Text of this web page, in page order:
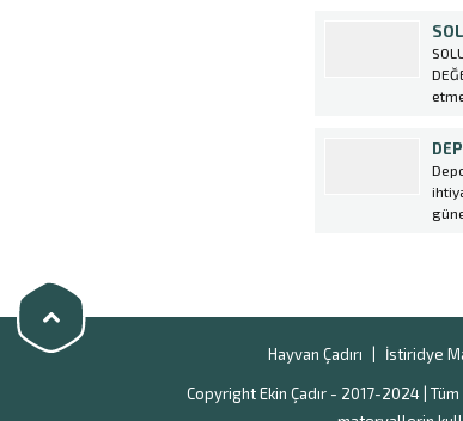
o
Hayvan Çadırı İstiridye
Copyright Ekin Çadır - 2017-2024 |